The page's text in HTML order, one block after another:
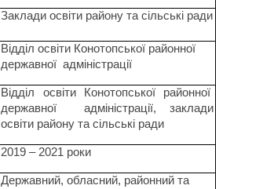
Заклади освіти району та сільські ради
Відділ освіти Конотопської районної
державної адміністрації
Відділ освіти Конотопської районної
державної
адміністрації, заклади
освіти району та сільські ради
2019 – 2021 роки
Державний, обласний, районний та